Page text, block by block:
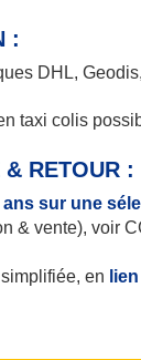
:
DHL,
taxi colis
RETOUR :
sur une
& vente), voir
en